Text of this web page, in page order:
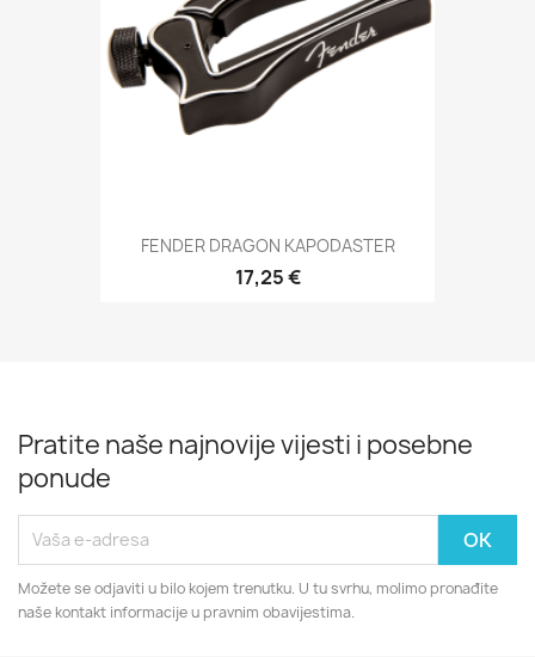
FENDER DRAGON KAPODASTER
17,25 €
Pratite naše najnovije vijesti i posebne
ponude
Možete se odjaviti u bilo kojem trenutku. U tu svrhu, molimo pronađite
naše kontakt informacije u pravnim obavijestima.